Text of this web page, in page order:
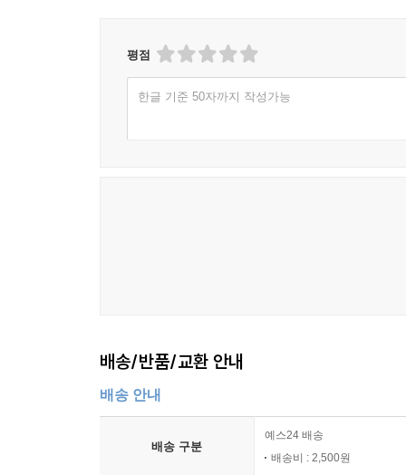
평점
한글 기준 50자까지 작성가능
배송/반품/교환 안내
배송 안내
배송 구분
예스24 배송
배송비 : 2,500원